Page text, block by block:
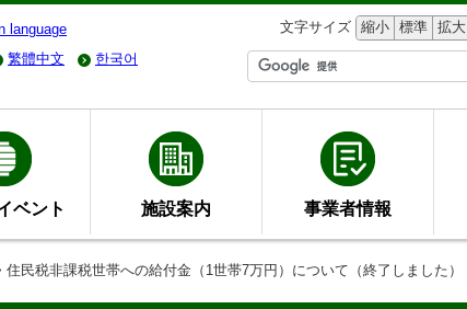
language 文字サイズ 縮小 標準 拡大
繁體中文 한국어
ベント 施設案内 事業者情報
住民税非課税世帯への給付金（1世帯7万円）について（終了しました）